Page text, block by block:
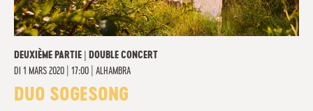
DEUXIÈME PARTIE | DOUBLE CONCERT
DI 1 MARS 2020 | 17:00 ALHAMBRA
DUO SOGESONG